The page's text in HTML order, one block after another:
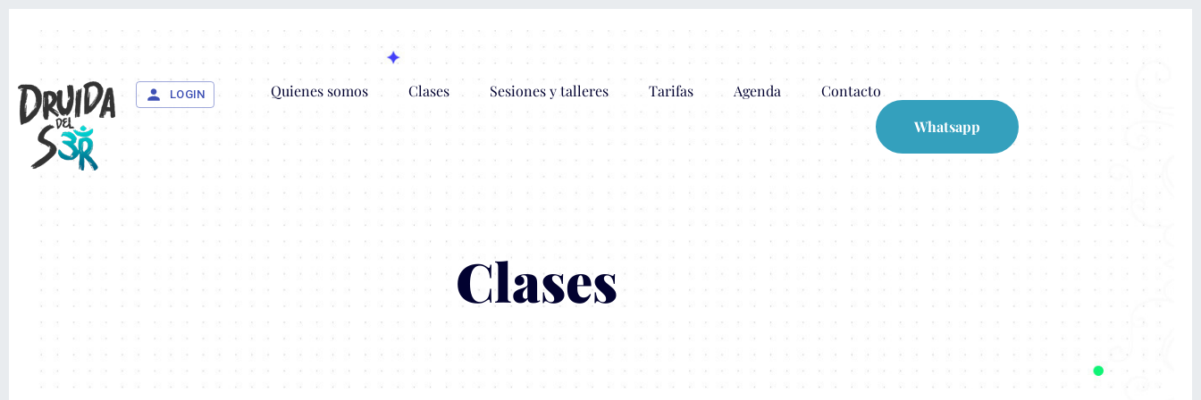
LOGIN Quienes somos Clases Sesiones y talleres Tarifas Agenda
Contacto
Whatsapp
Clases